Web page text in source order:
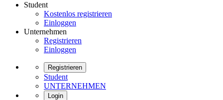
Student
Kostenlos registrieren
Einloggen
Unternehmen
Registrieren
Einloggen
Registrieren
Student
UNTERNEHMEN
Login